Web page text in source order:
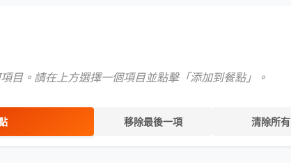
目。請在上方選擇一個項目並點擊「添加到餐點」。
移除最後一項 清除所有